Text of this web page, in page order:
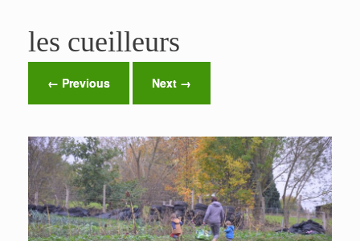
les cueilleurs
← Previous Next →